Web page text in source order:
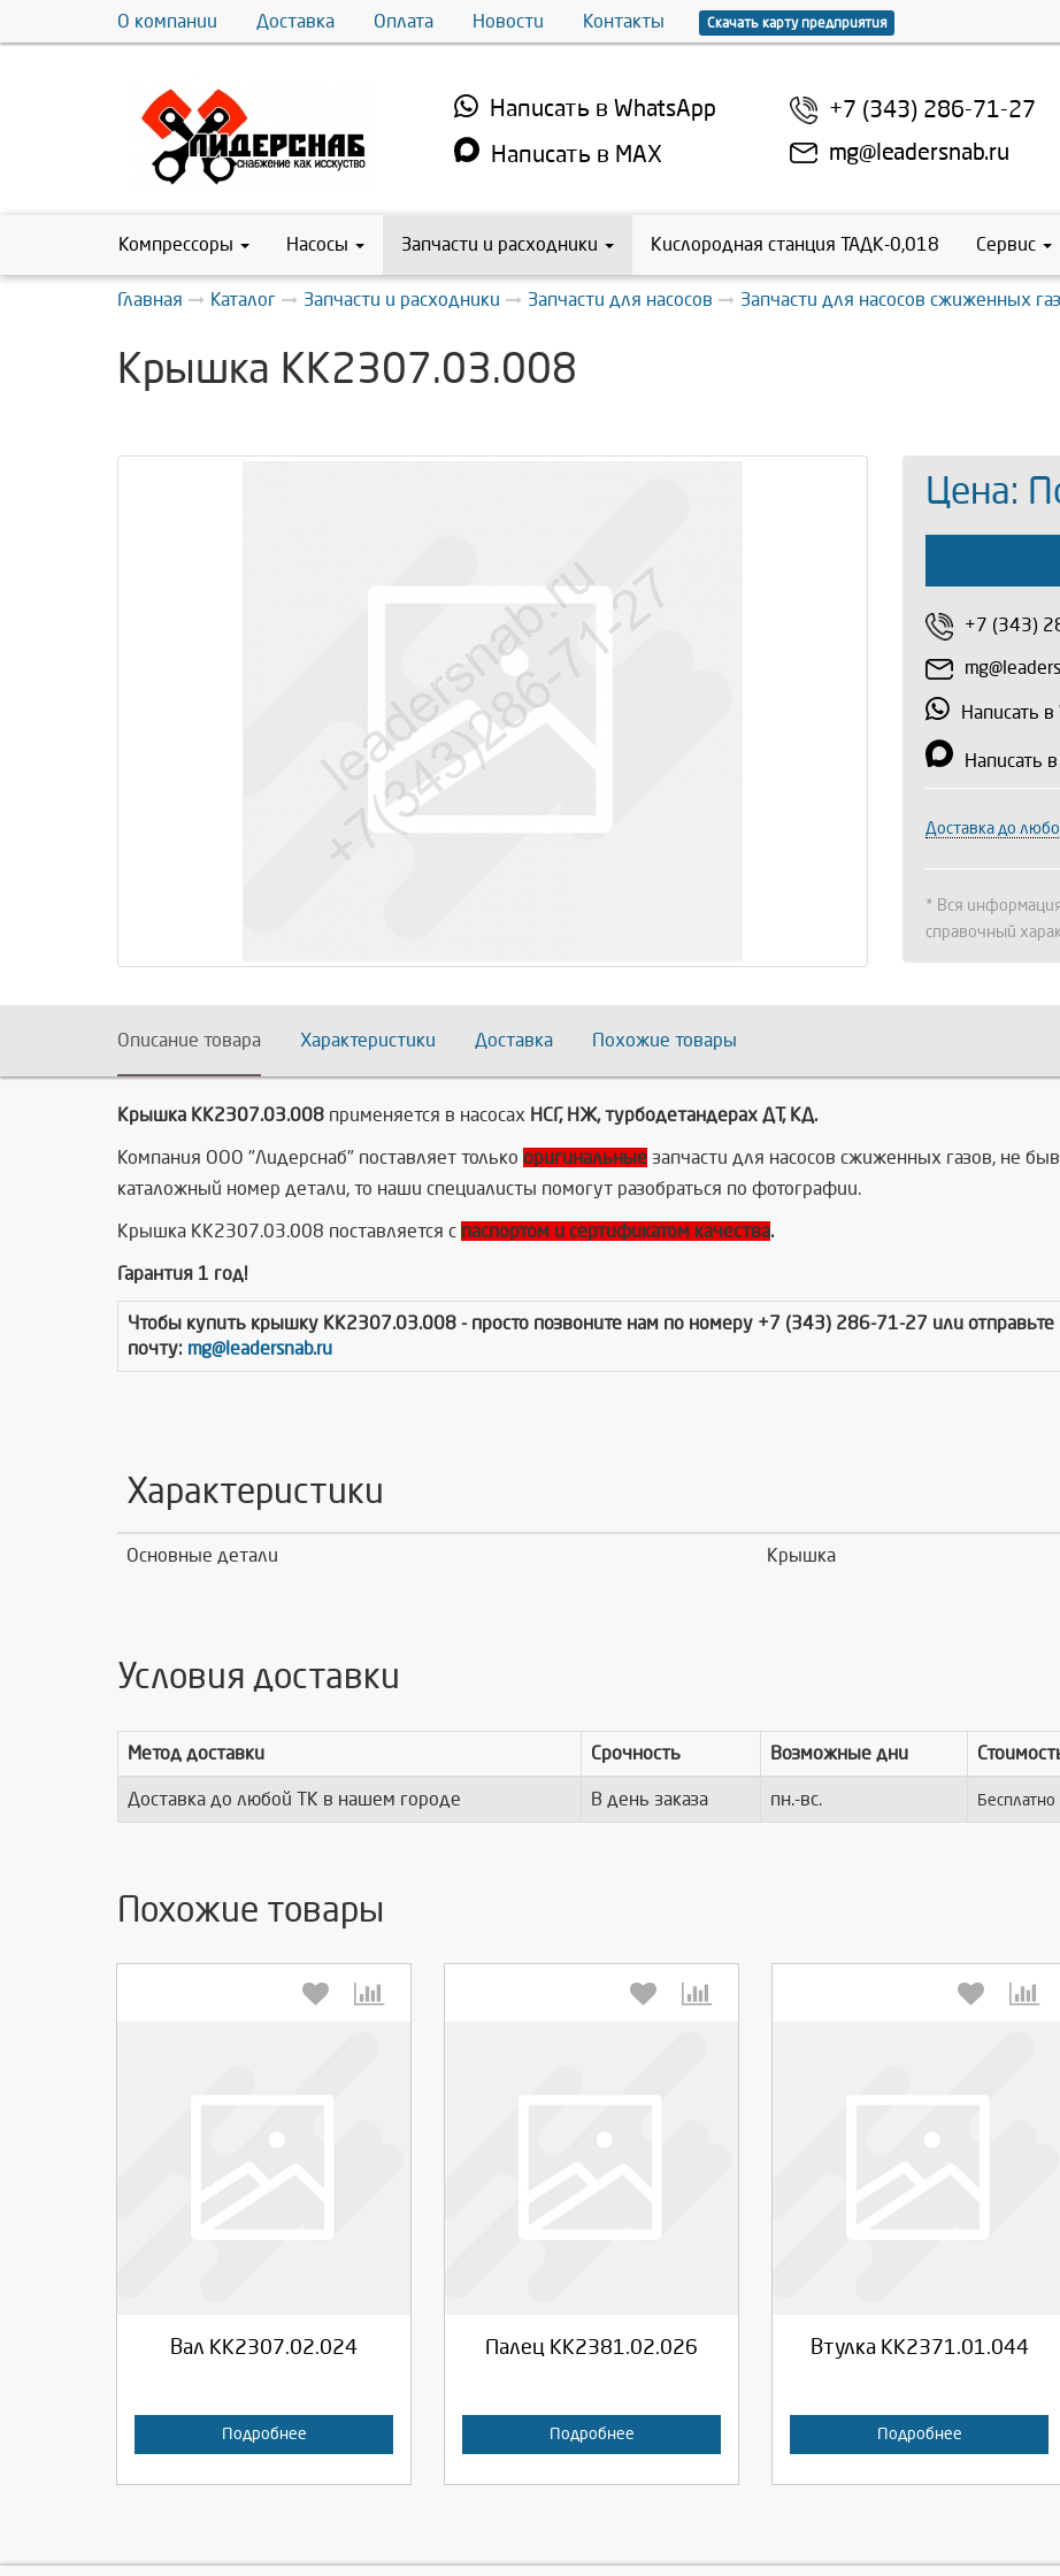
О компании Доставка Оплата Новости Контакты Скачать карту предприятия
Написать в WhatsApp
Написать в MAX
+7 (343) 286-71-27
mg@leadersnab.ru
Компрессоры Насосы Запчасти и расходники Кислородная станция ТАДК-0,018 Сервис
Главная Каталог Запчасти и расходники Запчасти для насосов Запчасти для насосов сжиженных
Крышка КК2307.03.008
Цена:
+7 (343)
Написать в
Написать
Доставка до
* Вся информация
справочный
Описание товара Характеристики Доставка Похожие товары
Крышка КК2307.03.008 применяется в насосах НСГ, НЖ, турбодетандерах ДТ, КД.
Компания ООО "Лидерснаб" поставляет только оригинальные запчасти для насосов сжиженных газов, не
каталожный номер детали, то наши специалисты помогут разобраться по фотографии.
Крышка КК2307.03.008 поставляется с паспортом и сертификатом качества.
Гарантия 1 год!
Чтобы купить крышку КК2307.03.008 - просто позвоните нам по номеру +7 (343) 286-71-27 или
почту: mg@leadersnab.ru
Характеристики
Основные детали Крышка
Условия доставки
Метод доставки Срочность Возможные дни
Доставка до любой ТК в нашем городе В день заказа пн.-вс. Бесплатно
Похожие товары
Вал КК2307.02.024
Подробнее
Палец КК2381.02.026
Подробнее
Втулка КК2371.01.044
Подробнее